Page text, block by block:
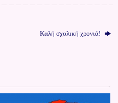
Kαλή σχολική χρονιά!